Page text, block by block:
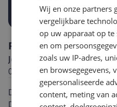
Prijsalert
Reviews
Joop
09-11-2019
Dit product voldoet totaal
De spanningzoeker
Wij en onze partners
vergelijkbare
op uw apparaat op te
en om
zoals uw IP-adres,
en browsegegevens,
gepersonaliseerde
content, meting van